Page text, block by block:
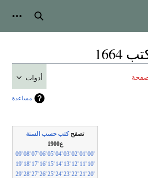
بحث أدوات
مساعدة
كتب حسب السنة
'03
'04
'05
'06
'07
'08
'09
'13
'14
'15
'16
'17
'18
'19
'23
'24
'25
'26
'27
'28
'29